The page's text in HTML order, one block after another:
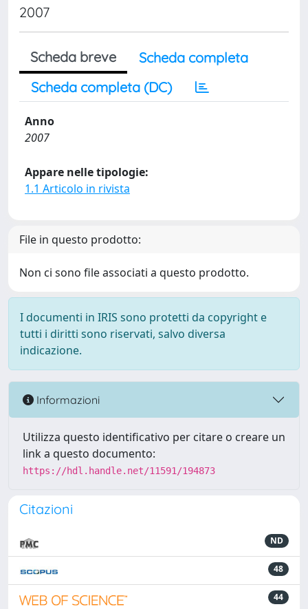
2007
Scheda breve
Scheda completa
Scheda completa (DC)
Anno
2007
Appare nelle tipologie:
1.1 Articolo in rivista
File in questo prodotto:
Non ci sono file associati a questo prodotto.
I documenti in IRIS sono protetti da copyright e
tutti i diritti sono riservati, salvo diversa
indicazione.
Informazioni
Utilizza questo identificativo per citare o creare un
link a questo documento:
https://hdl.handle.net/11591/194873
Citazioni
ND
48
44